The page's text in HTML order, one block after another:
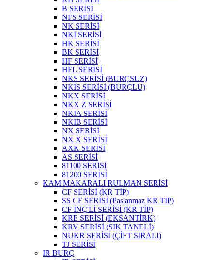
B SERİSİ
NFS SERİSİ
NK SERİSİ
NKİ SERİSİ
HK SERİSİ
BK SERİSİ
HF SERİSİ
HFL SERİSİ
NKS SERİSİ (BURÇSUZ)
NKIS SERİSİ (BURÇLU)
NKX SERİSİ
NKX Z SERİSİ
NKIA SERİSİ
NKIB SERİSİ
NX SERİSİ
NX X SERİSİ
AXK SERİSİ
AS SERİSİ
81100 SERİSİ
81200 SERİSİ
KAM MAKARALI RULMAN SERİSİ
CF SERİSİ (KR TİP)
SS CF SERİSİ (Paslanmaz KR TİP)
CF İNÇ'Lİ SERİSİ (KR TİP)
KRE SERİSİ (EKSANTİRK)
KRV SERİSİ (SIK TANELİ)
NUKR SERİSİ (ÇİFT SIRALI)
TJ SERİSİ
IR BURÇ